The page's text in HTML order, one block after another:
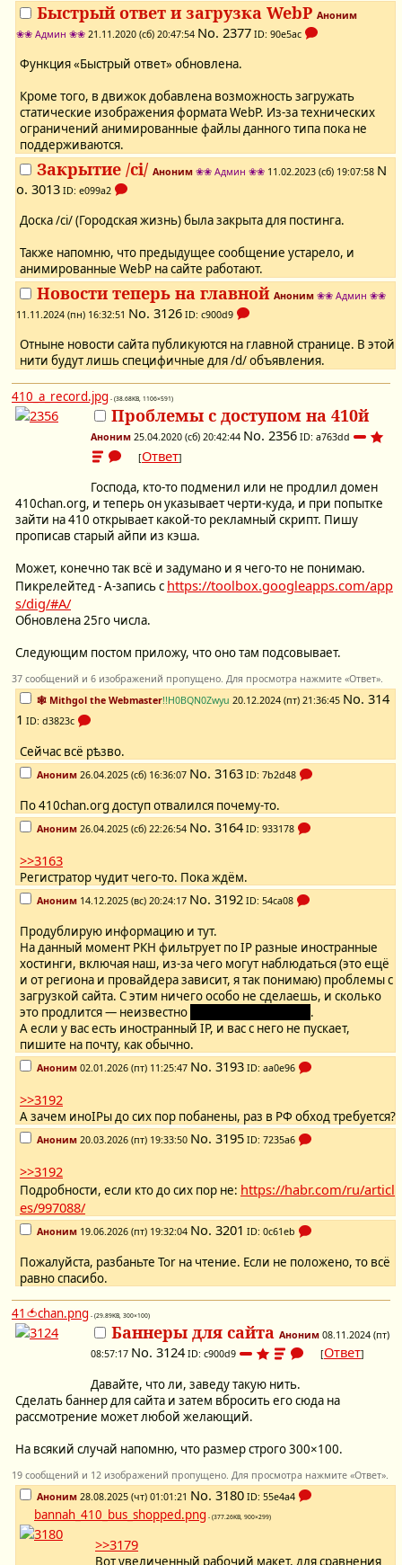
Быстрый ответ и загрузка WebP Аноним
❀❀ Админ ❀❀ 21.11.2020 (сб) 20:47:54 No. 2377 ID: 90e5ac
Функция «Быстрый ответ» обновлена.
Кроме того, в движок добавлена возможность загружать
статические изображения формата WebP. Из-за технических
ограничений анимированные файлы данного типа пока не
поддерживаются.
Закрытие /ci/ Аноним ❀❀ Админ ❀❀ 11.02.2023 (сб) 19:07:58 N
o. 3013 ID: e099a2
Доска /ci/ (Городская жизнь) была закрыта для постинга.
Также напомню, что предыдущее сообщение устарело, и
анимированные WebP на сайте работают.
Новости теперь на главной Аноним ❀❀ Админ ❀❀
11.11.2024 (пн) 16:32:51 No. 3126 ID: c900d9
Отныне новости сайта публикуются на главной странице. В этой
нити будут лишь специфичные для /d/ объявления.
410_a_record.jpg - (38.68KB, 1106×591)
Проблемы с доступом на 410й
Аноним 25.04.2020 (сб) 20:42:44 No. 2356 ID: a763dd
[Ответ]
Господа, кто-то подменил или не продлил домен
410chan.org, и теперь он указывает черти-куда, и при попытке
зайти на 410 открывает какой-то рекламный скрипт. Пишу
прописав старый айпи из кэша.
Может, конечно так всё и задумано и я чего-то не понимаю.
Пикрелейтед - A-запись с https://toolbox.googleapps.com/app
s/dig/#A/
Обновлена 25го числа.
Следующим постом приложу, что оно там подсовывает.
37 сообщений и 6 изображений пропущено. Для просмотра нажмите «Ответ».
🕸️ Mithgol the Webmaster!!H0BQN0Zwyu 20.12.2024 (пт) 21:36:45 No. 314
1 ID: d3823c
Сейчас всё рѣзво.
Аноним 26.04.2025 (сб) 16:36:07 No. 3163 ID: 7b2d48
По 410chan.org доступ отвалился почему-то.
Аноним 26.04.2025 (сб) 22:26:54 No. 3164 ID: 933178
>>3163
Регистратор чудит чего-то. Пока ждём.
Аноним 14.12.2025 (вс) 20:24:17 No. 3192 ID: 54ca08
Продублирую информацию и тут.
На данный момент РКН фильтрует по IP разные иностранные
хостинги, включая наш, из-за чего могут наблюдаться (это ещё
и от региона и провайдера зависит, я так понимаю) проблемы с
загрузкой сайта. С этим ничего особо не сделаешь, и сколько
это продлится — неизвестно
.
А если у вас есть иностранный IP, и вас с него не пускает,
пишите на почту, как обычно.
Аноним 02.01.2026 (пт) 11:25:47 No. 3193 ID: aa0e96
>>3192
А зачем иноIPы до сих пор побанены, раз в РФ обход требуется?
Аноним 20.03.2026 (пт) 19:33:50 No. 3195 ID: 7235a6
>>3192
Подробности, если кто до сих пор не: https://habr.com/ru/articl
es/997088/
Аноним 19.06.2026 (пт) 19:32:04 No. 3201 ID: 0c61eb
Пожалуйста, разбаньте Tor на чтение. Если не положено, то всё
равно спасибо.
41🍅chan.png - (29.89KB, 300×100)
Баннеры для сайта Аноним 08.11.2024 (пт)
08:57:17 No. 3124 ID: c900d9 [Ответ]
Давайте, что ли, заведу такую нить.
Сделать баннер для сайта и затем вбросить его сюда на
рассмотрение может любой желающий.
На всякий случай напомню, что размер строго 300×100.
19 сообщений и 12 изображений пропущено. Для просмотра нажмите «Ответ».
Аноним 28.08.2025 (чт) 01:01:21 No. 3180 ID: 55e4a4
bannah_410_bus_shopped.png - (377.26KB, 900×299)
>>3179
Вот увеличенный рабочий макет, для сравнения